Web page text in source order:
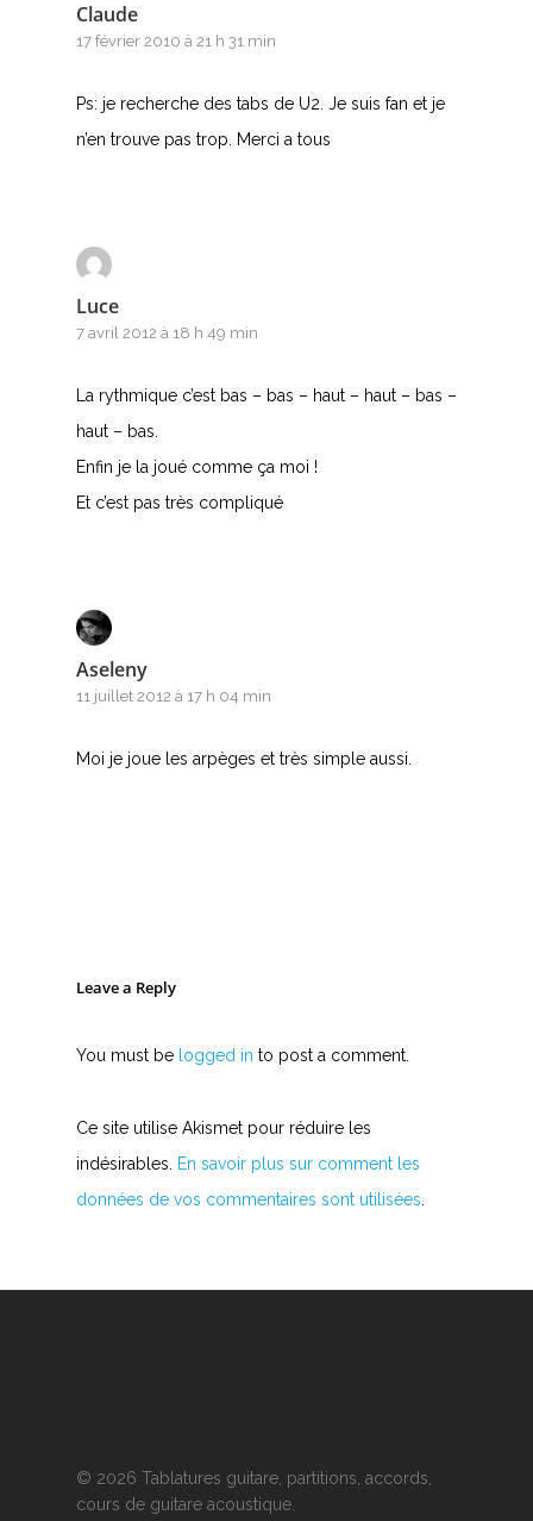
Claude
17 février 2010 à 21 h 31 min
Ps: je recherche des tabs de U2. Je suis fan et je
n’en trouve pas trop. Merci a tous
Luce
7 avril 2012 à 18 h 49 min
La rythmique c’est bas – bas – haut – haut – bas –
haut – bas.
Enfin je la joué comme ça moi !
Et c’est pas très compliqué
Aseleny
11 juillet 2012 à 17 h 04 min
Moi je joue les arpèges et très simple aussi.
Leave a Reply
You must be logged in to post a comment.
Ce site utilise Akismet pour réduire les
indésirables.
En savoir plus sur comment les
données de vos commentaires sont utilisées
© 2026 Tablatures guitare, partitions, accords,
cours de guitare acoustique.